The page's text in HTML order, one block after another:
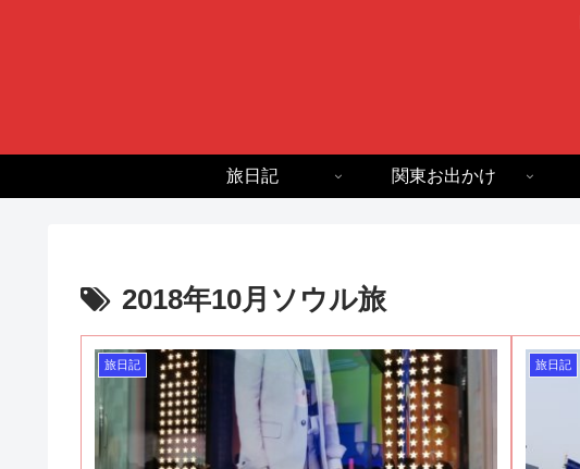
旅日記 関東お出かけ
2018年10月ソウル旅
旅日記 旅日記